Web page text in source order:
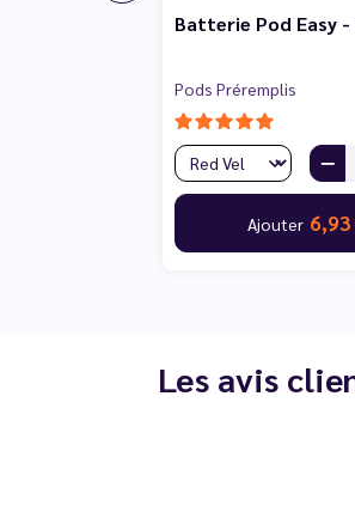
Batterie Pod Easy -
Pods Préremplis
Ajouter
Les avis